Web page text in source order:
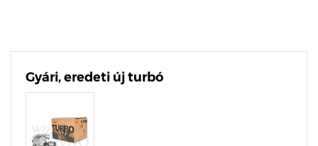
Gyári, eredeti új turbó